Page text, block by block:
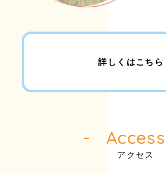
詳しくはこちら
アクセス
Access